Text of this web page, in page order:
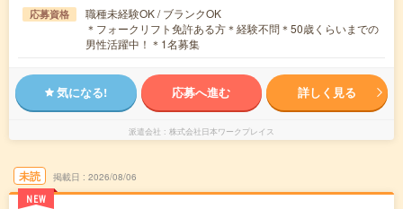
応募資格
職種未経験OK / ブランクOK
＊フォークリフト免許ある方＊経験不問＊50歳くらいまでの
男性活躍中！＊1名募集
気になる! 応募へ進む 詳しく見る
派遣会社 株式会社日本ワークプレイス
未読
NEW
掲載日 2026/08/06